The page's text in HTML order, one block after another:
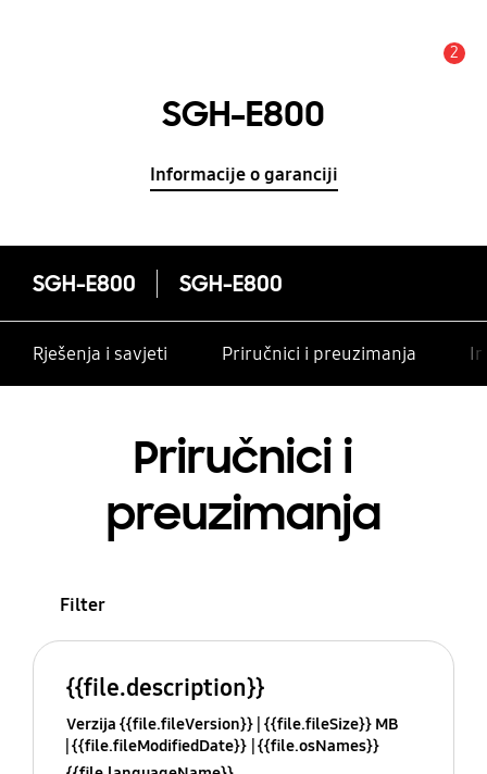
2
SGH-E800
Informacije o garanciji
SGH-E800 SGH-E800
Rješenja i savjeti Priručnici i preuzimanja
Priručnici i
preuzimanja
Filter
{{file.description}}
Verzija {{file.fileVersion}} {{file.fileSize}} MB
{{file.fileModifiedDate}} {{file.osNames}}